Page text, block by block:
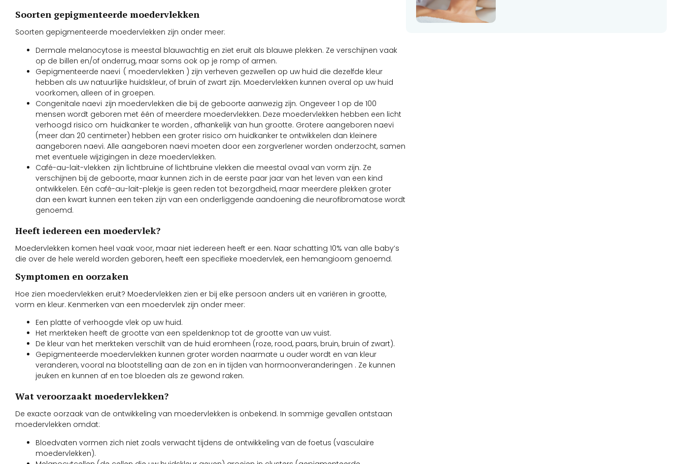
Soorten gepigmenteerde moedervlekken
Soorten gepigmenteerde moedervlekken zijn onder meer:
Dermale melanocytose is meestal blauwachtig en ziet eruit als blauwe plekken. Ze verschijnen vaak
op de billen en/of onderrug, maar soms ook op je romp of armen.
Gepigmenteerde naevi ( moedervlekken ) zijn verheven gezwellen op uw huid die dezelfde kleur
hebben als uw natuurlijke huidskleur, of bruin of zwart zijn. Moedervlekken kunnen overal op uw huid
voorkomen, alleen of in groepen.
Congenitale naevi zijn moedervlekken die bij de geboorte aanwezig zijn. Ongeveer 1 op de 100
mensen wordt geboren met één of meerdere moedervlekken. Deze moedervlekken hebben een licht
verhoogd risico om huidkanker te worden , afhankelijk van hun grootte. Grotere aangeboren naevi
(meer dan 20 centimeter) hebben een groter risico om huidkanker te ontwikkelen dan kleinere
aangeboren naevi. Alle aangeboren naevi moeten door een zorgverlener worden onderzocht, samen
met eventuele wijzigingen in deze moedervlekken.
Café-au-lait-vlekken zijn lichtbruine of lichtbruine vlekken die meestal ovaal van vorm zijn. Ze
verschijnen bij de geboorte, maar kunnen zich in de eerste paar jaar van het leven van een kind
ontwikkelen. Eén café-au-lait-plekje is geen reden tot bezorgdheid, maar meerdere plekken groter
dan een kwart kunnen een teken zijn van een onderliggende aandoening die neurofibromatose wordt
genoemd.
Heeft iedereen een moedervlek?
Moedervlekken komen heel vaak voor, maar niet iedereen heeft er een. Naar schatting 10% van alle baby’s
die over de hele wereld worden geboren, heeft een specifieke moedervlek, een hemangioom genoemd.
Symptomen en oorzaken
Hoe zien moedervlekken eruit? Moedervlekken zien er bij elke persoon anders uit en variëren in grootte,
vorm en kleur. Kenmerken van een moedervlek zijn onder meer:
Een platte of verhoogde vlek op uw huid.
Het merkteken heeft de grootte van een speldenknop tot de grootte van uw vuist.
De kleur van het merkteken verschilt van de huid eromheen (roze, rood, paars, bruin, bruin of zwart).
Gepigmenteerde moedervlekken kunnen groter worden naarmate u ouder wordt en van kleur
veranderen, vooral na blootstelling aan de zon en in tijden van hormoonveranderingen . Ze kunnen
jeuken en kunnen af en toe bloeden als ze gewond raken.
Wat veroorzaakt moedervlekken?
De exacte oorzaak van de ontwikkeling van moedervlekken is onbekend. In sommige gevallen ontstaan
moedervlekken omdat:
Bloedvaten vormen zich niet zoals verwacht tijdens de ontwikkeling van de foetus (vasculaire
moedervlekken).